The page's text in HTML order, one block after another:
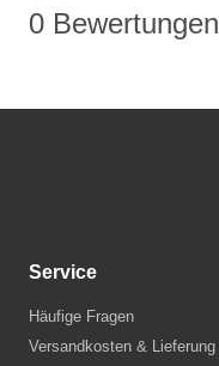
0 Bewertungen
Service
Häufige Fragen
Versandkosten & Lieferung